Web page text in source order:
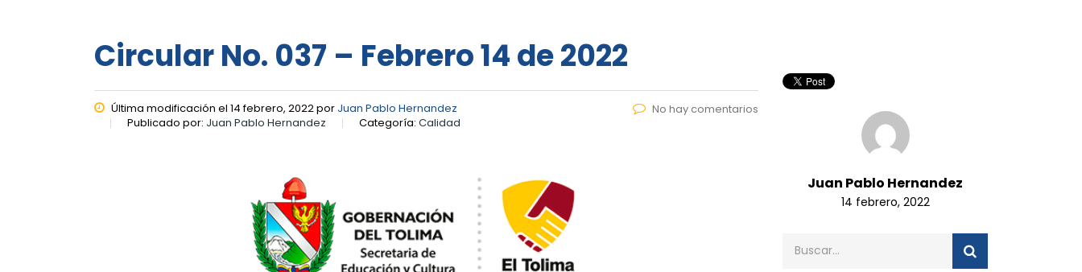
Circular No. 037 – Febrero 14 de 2022
Última modificación el 14 febrero, 2022 por Juan Pablo Hernandez
Publicado por: Juan Pablo Hernandez Categoría: Calidad
No hay comentarios
Juan Pablo Hernandez
14 febrero, 2022